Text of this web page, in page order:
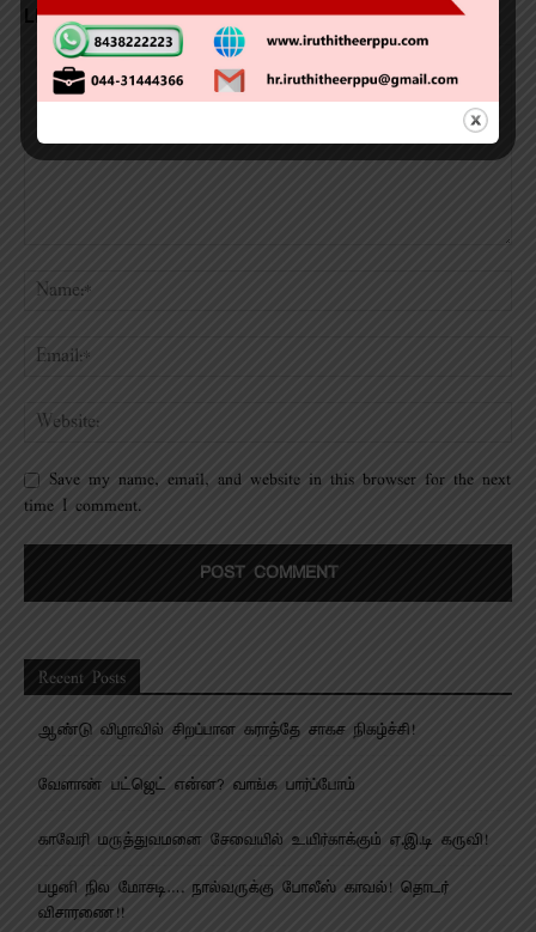
LEAVE A REPLY
Save my name, email, and website in this browser for the next
time I comment.
Recent Posts
ஆண்டு விழாவில் சிறப்பான கராத்தே சாகச நிகழ்ச்சி!
வேளாண் பட்ஜெட் என்ன? வாங்க பார்ப்போம்
காவேரி மருத்துவமனை சேவையில் உயிர்காக்கும் ஏ.இ.டி கருவி!
பழனி நில மோசடி…. நால்வருக்கு போலீஸ் காவல்! தொடர்
விசாரணை!!